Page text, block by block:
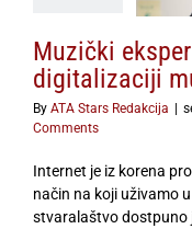
Muzički
digitalizaciji
By ATA Stars Redakcija
Comments
Internet je iz korena
način na koji uživamo
stvaralaštvo dostpuno